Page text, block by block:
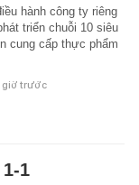
hành công ty riêng
triển chuỗi 10 siêu
cung cấp thực phẩm
giờ trước
1